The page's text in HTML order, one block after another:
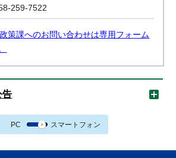
259-7522
策課へのお問い合わせは専用フォーム
告
PC スマートフォン